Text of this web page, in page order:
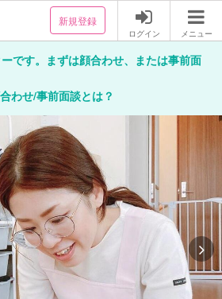
新規登録
ログイン メニュー
です。まずは顔合わせ、または事前面
わせ/事前面談とは？